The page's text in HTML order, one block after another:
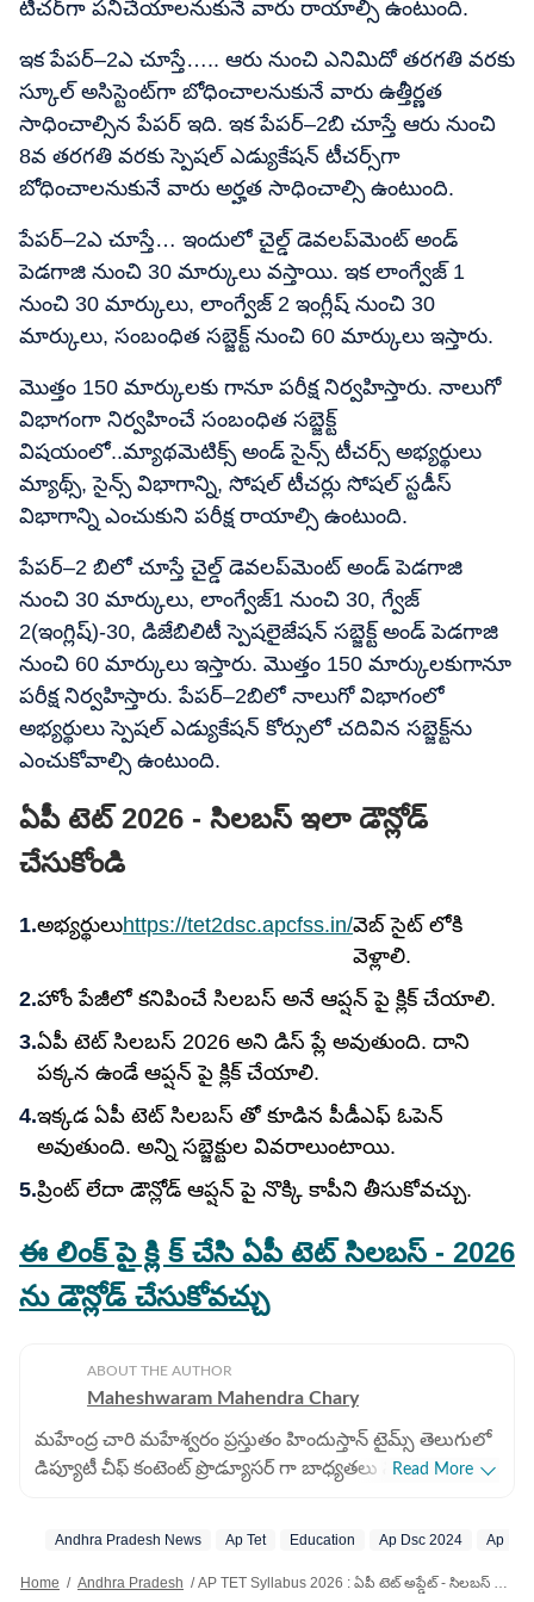
టీచర్‌గా పనిచేయాలనుకునే వారు రాయాల్సి ఉంటుంది.
ఇక పేపర్‌–2ఎ చూస్తే….. ఆరు నుంచి ఎనిమిదో తరగతి వరకు
స్కూల్‌ అసిస్టెంట్‌గా బోధించాలనుకునే వారు ఉత్తీర్ణత
సాధించాల్సిన పేపర్‌ ఇది. ఇక పేపర్‌–2బి చూస్తే ఆరు నుంచి
8వ తరగతి వరకు స్పెషల్‌ ఎడ్యుకేషన్‌ టీచర్స్‌గా
బోధించాలనుకునే వారు అర్హత సాధించాల్సి ఉంటుంది.
పేపర్‌–2ఎ చూస్తే… ఇందులో చైల్డ్‌ డెవలప్‌మెంట్‌ అండ్‌
పెడగాజి నుంచి 30 మార్కులు వస్తాయి. ఇక లాంగ్వేజ్ 1
నుంచి 30 మార్కులు, లాంగ్వేజ్ 2 ఇంగ్లీష్ నుంచి 30
మార్కులు, సంబంధిత సబ్జెక్ట్ నుంచి 60 మార్కులు ఇస్తారు.
మొత్తం 150 మార్కులకు గానూ పరీక్ష నిర్వహిస్తారు. నాలుగో
విభాగంగా నిర్వహించే సంబంధిత సబ్జెక్ట్‌
విషయంలో..మ్యాథమెటిక్స్‌ అండ్‌ సైన్స్‌ టీచర్స్‌ అభ్యర్థులు
మ్యాథ్స్, సైన్స్‌ విభాగాన్ని, సోషల్‌ టీచర్లు సోషల్‌ స్టడీస్‌
విభాగాన్ని ఎంచుకుని పరీక్ష రాయాల్సి ఉంటుంది.
పేపర్‌–2 బిలో చూస్తే చైల్డ్‌ డెవలప్‌మెంట్‌ అండ్‌ పెడగాజి
నుంచి 30 మార్కులు, లాంగ్వేజ్‌1 నుంచి 30, గ్వేజ్‌
2(ఇంగ్లిష్‌)-30, డిజేబిలిటీ స్పెషలైజేషన్‌ సబ్జెక్ట్‌ అండ్‌ పెడగాజి
నుంచి 60 మార్కులు ఇస్తారు. మొత్తం 150 మార్కులకుగానూ
పరీక్ష నిర్వహిస్తారు. పేపర్‌–2బిలో నాలుగో విభాగంలో
అభ్యర్థులు స్పెషల్‌ ఎడ్యుకేషన్‌ కోర్సులో చదివిన సబ్జెక్ట్‌ను
ఎంచుకోవాల్సి ఉంటుంది.
ఏపీ టెట్ 2026 - సిలబస్ ఇలా డౌన్లోడ్
చేసుకోండి
అభ్యర్థులుhttps://tet2dsc.apcfss.in/వెబ్ సైట్ లోకి
వెళ్లాలి.
హోం పేజీలో కనిపించే సిలబస్ అనే ఆప్షన్ పై క్లిక్ చేయాలి.
ఏపీ టెట్ సిలబస్ 2026 అని డిస్ ప్లే అవుతుంది. దాని
పక్కన ఉండే ఆప్షన్ పై క్లిక్ చేయాలి.
ఇక్కడ ఏపీ టెట్ సిలబస్ తో కూడిన పీడీఎఫ్ ఓపెన్
అవుతుంది. అన్ని సబ్జెక్టుల వివరాలుంటాయి.
ప్రింట్ లేదా డౌన్లోడ్ ఆప్షన్ పై నొక్కి కాపీని తీసుకోవచ్చు.
ఈ లింక్ పై క్లి క్ చేసి ఏపీ టెట్ సిలబస్ - 2026
ను డౌన్లోడ్ చేసుకోవచ్చు
ABOUT THE AUTHOR
Maheshwaram Mahendra Chary
మహేంద్ర చారి మహేశ్వరం ప్రస్తుతం హిందుస్తాన్ టైమ్స్ తెలుగులో
డిప్యూటీ చీఫ్ కంటెంట్ ప్రొడ్యూసర్ గా బాధ్యతలు నిర్వర్తిస్తున్నారు.
సమాచారంతో పాటు ఆసక్తికరమైన కథనాలను అందిస్తారు. ఏపీ,
Read More
Andhra Pradesh News Ap Tet Education Ap Dsc 2024 Ap
Home / Andhra Pradesh / AP TET Syllabus 2026 : ఏపీ టెట్ అప్డేట్ - సిలబస్ విడుదల, ఇలా డౌన్లోడ్ చేసుకోండి